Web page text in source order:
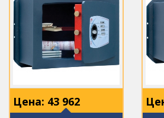
Цена: 43 962